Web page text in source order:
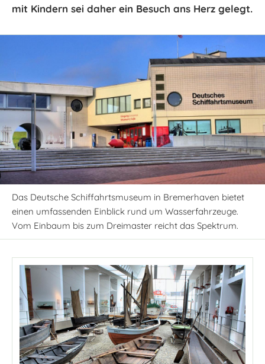
mit Kindern sei daher ein Besuch ans Herz gelegt.
Das Deutsche Schiffahrtsmuseum in Bremerhaven bietet
einen umfassenden Einblick rund um Wasserfahrzeuge.
Vom Einbaum bis zum Dreimaster reicht das Spektrum.